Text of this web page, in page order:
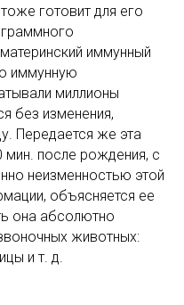
готовит для его
иммунный
иммунную
миллионы
без изменения,
Передается же эта
после рождения, с
неизменностью этой
объясняется ее
она абсолютно
животных:
и т. д.